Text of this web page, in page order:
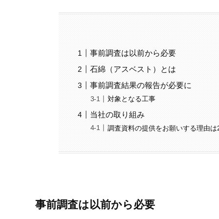
事前調査は以前から必要
石綿（アスベスト）とは
事前調査結果の報告が必要に
対象となる工事
当社の取り組み
調査資料の提供をお願いする理由は
事前調査は以前から必要